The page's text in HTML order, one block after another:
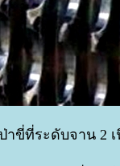
าขี่ที่ระดับจาน 2 เ